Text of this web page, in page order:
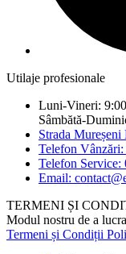
Utilaje profesionale
Luni-Vineri:
Sâmbătă-
Strada
Telefon
Telefon Service:
Email:
TERMENI ȘI
Modul nostru de a lucra
Termeni și Condiții